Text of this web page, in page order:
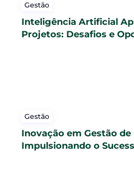
Gestão
Inteligência Artificial
Projetos: Desafios e
Gestão
Inovação em Gestão
Impulsionando o